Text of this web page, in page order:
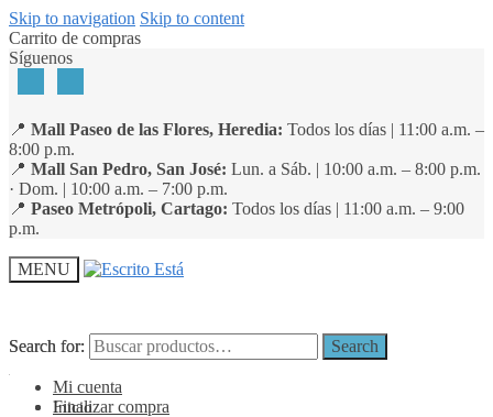
Skip to navigation Skip to content
Carrito de compras
Síguenos
📍 Mall Paseo de las Flores, Heredia: Todos los días | 11:00 a.m. –
8:00 p.m.
📍 Mall San Pedro, San José: Lun. a Sáb. | 10:00 a.m. – 8:00 p.m.
· Dom. | 10:00 a.m. – 7:00 p.m.
📍 Paseo Metrópoli, Cartago: Todos los días | 11:00 a.m. – 9:00
p.m.
MENU
Search for: Search
Mi cuenta
Finalizar compra
Search for: Search
Inicio